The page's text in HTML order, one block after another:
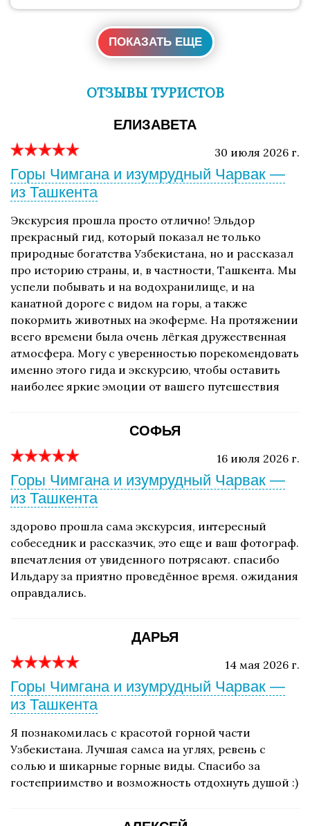
ПОКАЗАТЬ ЕЩЕ
ОТЗЫВЫ ТУРИСТОВ
ЕЛИЗАВЕТА
30 июля 2026 г.
Горы Чимгана и изумрудный Чарвак —
из Ташкента
Экскурсия прошла просто отлично! Эльдор
прекрасный гид, который показал не только
природные богатства Узбекистана, но и рассказал
про историю страны, и, в частности, Ташкента. Мы
успели побывать и на водохранилище, и на
канатной дороге с видом на горы, а также
покормить животных на экоферме. На протяжении
всего времени была очень лёгкая дружественная
атмосфера. Могу с уверенностью порекомендовать
именно этого гида и экскурсию, чтобы оставить
наиболее яркие эмоции от вашего путешествия
СОФЬЯ
16 июля 2026 г.
Горы Чимгана и изумрудный Чарвак —
из Ташкента
здорово прошла сама экскурсия, интересный
собеседник и рассказчик, это еще и ваш фотограф.
впечатления от увиденного потрясают. спасибо
Ильдару за приятно проведённое время. ожидания
оправдались.
ДАРЬЯ
14 мая 2026 г.
Горы Чимгана и изумрудный Чарвак —
из Ташкента
Я познакомилась с красотой горной части
Узбекистана. Лучшая самса на углях, ревень с
солью и шикарные горные виды. Спасибо за
гостеприимство и возможность отдохнуть душой :)